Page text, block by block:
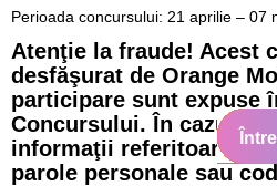
Perioada concursului: 21 aprilie – 07
Atenţie la fraude! Acest
desfăşurat de Orange
participare sunt expuse
Concursului. În cazul în
informaţii referitoare la
parole personale sau